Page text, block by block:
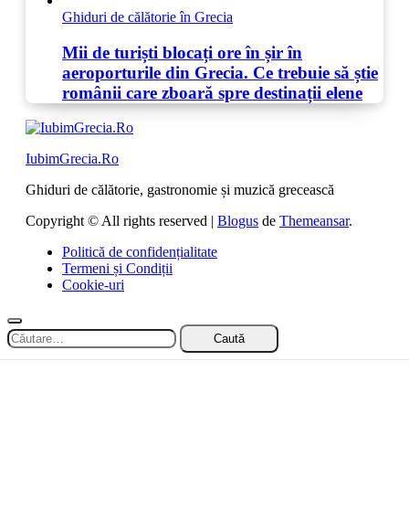
Ghiduri de călătorie în Grecia
Mii de turiști blocați ore în șir în
aeroporturile din Grecia. Ce trebuie să știe
românii care zboară spre destinații elene
IubimGrecia.Ro
Ghiduri de călătorie, gastronomie și muzică grecească
Copyright © All rights reserved | Blogus de Themeansar.
Politică de confidențialitate
Termeni și Condiții
Cookie-uri
Caută
după: